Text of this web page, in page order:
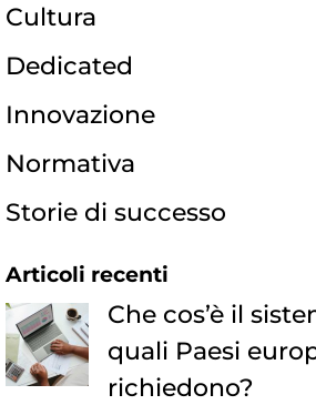
Cultura
Dedicated
Innovazione
Normativa
Storie di successo
Articoli recenti
Che cos’è il
quali Paesi
richiedono?